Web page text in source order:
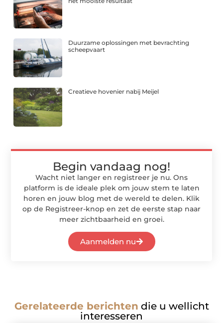
Duurzame oplossingen met bevrachting
scheepvaart
Creatieve hovenier nabij Meijel
Begin vandaag nog!
Wacht niet langer en registreer je nu. Ons
platform is de ideale plek om jouw stem te laten
horen en jouw blog met de wereld te delen. Klik
op de Registreer-knop en zet de eerste stap naar
meer zichtbaarheid en groei.
Aanmelden nu
Gerelateerde berichten die u wellicht
interesseren